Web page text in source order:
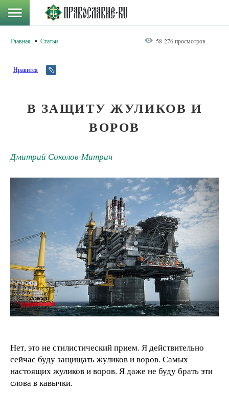
Главная Статьи 58 276 просмотров
Нравится
В ЗАЩИТУ ЖУЛИКОВ И
ВОРОВ
Дмитрий Соколов-Митрич
Нет, это не стилистический прием. Я действительно
сейчас буду защищать жуликов и воров. Самых
настоящих жуликов и воров. Я даже не буду брать эти
слова в кавычки.